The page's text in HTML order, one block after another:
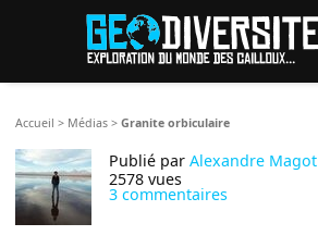
Accueil > Médias >Granite orbiculaire
Publié parAlexandre Magot
2578 vues
3 commentaires